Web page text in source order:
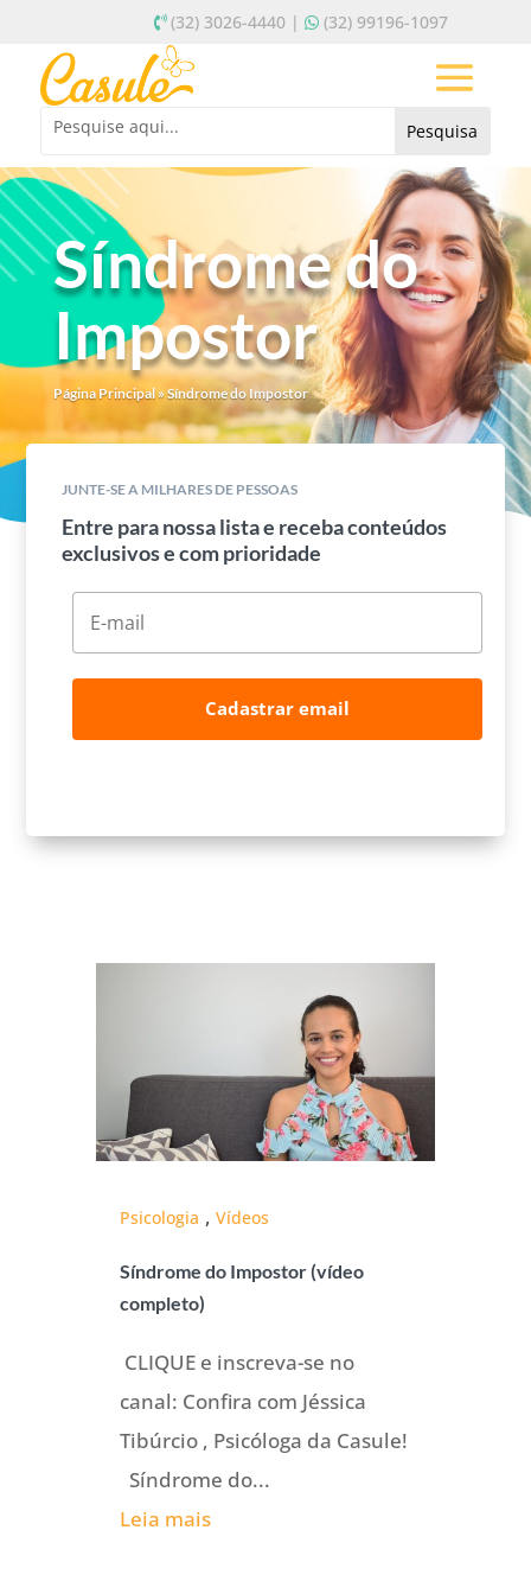
(32) 3026-4440 | (32) 99196-1097
Síndrome do
Impostor
Página Principal» Síndrome do Impostor
JUNTE-SE A MILHARES DE PESSOAS
Entre para nossa lista e receba conteúdos
exclusivos e com prioridade
Cadastrar email
Psicologia , Vídeos
Síndrome do Impostor (vídeo
completo)
CLIQUE e inscreva-se no
canal: Confira com Jéssica
Tibúrcio , Psicóloga da Casule!
Síndrome do...
Leia mais